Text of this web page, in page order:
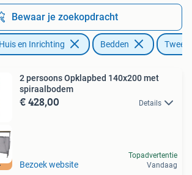
Bewaar je zoekopdracht
Huis en Inrichting Bedden
2 persoons Opklapbed 140x200 met
spiraalbodem
€ 428,00 Details
Bezoek website
Topadvertentie
Vandaag